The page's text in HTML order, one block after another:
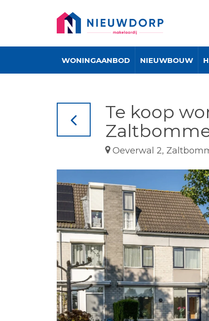
WONINGAANBOD NIEUWBOUW
Te koop
Oeverwal 2,